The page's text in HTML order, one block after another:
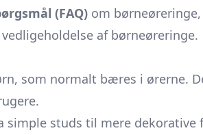
(FAQ) om børneøreringe,
af børneøreringe.
som normalt bæres i ørerne.
studs til mere